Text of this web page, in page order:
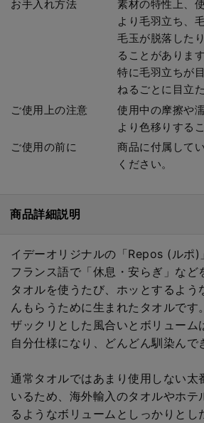
お手入れ方法
素材の特性上、
より毛羽立ち、
毛玉が脱落した
ることがありま
特に毛羽立ちが
ねるごとに目立
ご使用上の注意
使用中の摩擦や
より色移りする
ご使用の前に
商品に付属して
ください。
商品詳細説明
イデーオリジナルの「Repos (ルポ)
フランス語で「休息・安らぎ」など
タオルを使うたび、ホッとするよう
んもらうために生まれたタオルです。
ザックリとした風合いとボリューム
自分仕様になり、どんどん馴染んで
通常タオルではあまり使用しない太
いるため、海外輸入のタオルやホテ
るようなボリュームとしっかりとし